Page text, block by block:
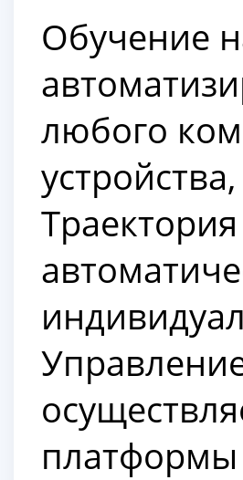
Обучение
любого
платформы